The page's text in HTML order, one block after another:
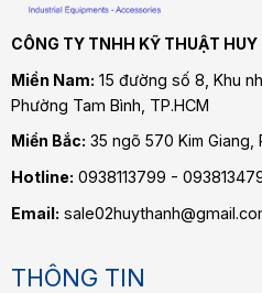
CÔNG TY TNHH KỸ THUẬT
Miền Nam: 15 đường số 8, Khu
Phường Tam Bình , TP.HCM
Miền Bắc: 35 ngõ 570 Kim Giang,
Hotline: 0938113799 -
Email:
THÔNG TIN